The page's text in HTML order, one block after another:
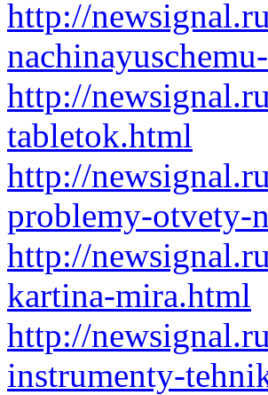
http://
http://
tabletok.html
http://
problemy-otvety-
http://
kartina-mira.html
http://
instrumenty-